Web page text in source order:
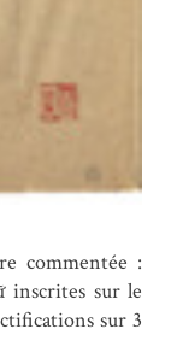
commentée :
inscrites sur le
sur 3